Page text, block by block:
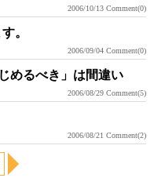
2006/10/13 Comment(0)
。
2006/09/04 Comment(0)
めるべき」は間違い
2006/08/29 Comment(5)
2006/08/21 Comment(2)